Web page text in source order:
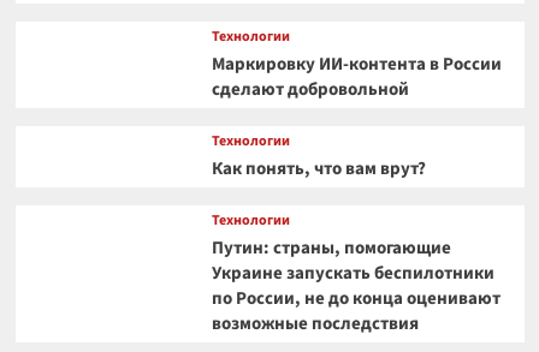
Технологии
Маркировку ИИ-контента в России
сделают добровольной
Технологии
Как понять, что вам врут?
Технологии
Путин: страны, помогающие
Украине запускать беспилотники
по России, не до конца оценивают
возможные последствия